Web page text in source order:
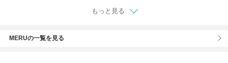
もっと見る
MERUの一覧を見る